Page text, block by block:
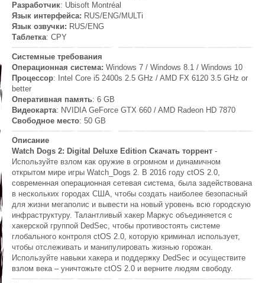
Разработчик: Ubisoft Montréal
Язык интерфейса: RUS/ENG/MULTi
Язык озвучки: RUS/ENG
Таблетка: CPY
Системные требования
Операционная система: Windows 7 / Windows 8.1 / Windows 10
Процессор: Intel Core i5 2400s 2.5 GHz / AMD FX 6120 3.5 GHz or
better
Оперативная память: 6 GB
Видеокарта: NVIDIA GeForce GTX 660 / AMD Radeon HD 7870
Свободное место: 50 GB
Описание
Watch Dogs 2: Digital Deluxe Edition Скачать торрент -
Используйте взлом как оружие в огромном и динамичном
открытом мире игры Watch_Dogs 2. В 2016 году ctOS 2.0,
современная операционная сетевая система, была задействована
в нескольких городах США, чтобы создать наиболее безопасный
для жизни мегаполис и вывести на новый уровень всю городскую
инфраструктуру. Талантливый хакер Маркус объединяется с
хакерской группой DedSec, чтобы противостоять системе
глобального контроля ctOS 2.0, которую криминал использует,
чтобы отслеживать и манипулировать жизнью горожан.
Используйте навыки хакера и поддержку DedSec и осуществите
взлом века – уничтожьте ctOS 2.0 и верните людям свободу.